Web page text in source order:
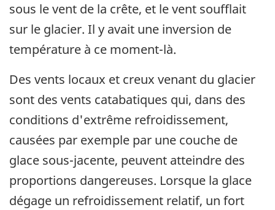
sous le vent de la crête, et le vent soufflait
sur le glacier. Il y avait une inversion de
température à ce moment-là.
Des vents locaux et creux venant du glacier
sont des vents catabatiques qui, dans des
conditions d'extrême refroidissement,
causées par exemple par une couche de
glace sous-jacente, peuvent atteindre des
proportions dangereuses. Lorsque la glace
dégage un refroidissement relatif, un fort